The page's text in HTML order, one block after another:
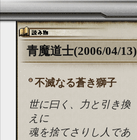
青魔道士(2006/04/13)
不滅なる蒼き獅子
世に曰く、力と引き換
えに
魂を捨てさりし人であ